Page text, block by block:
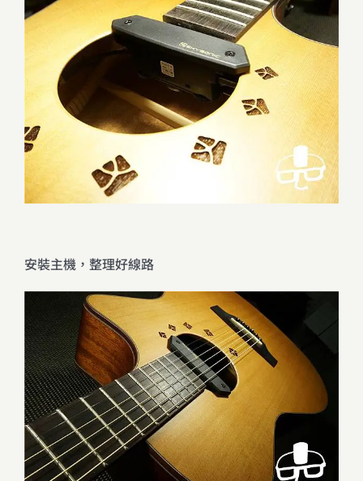
安裝主機，整理好線路